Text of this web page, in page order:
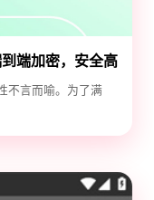
端加密，安全高
不言而喻。为了满